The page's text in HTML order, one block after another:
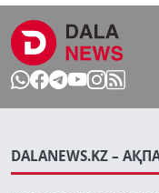
DALANEWS.KZ –